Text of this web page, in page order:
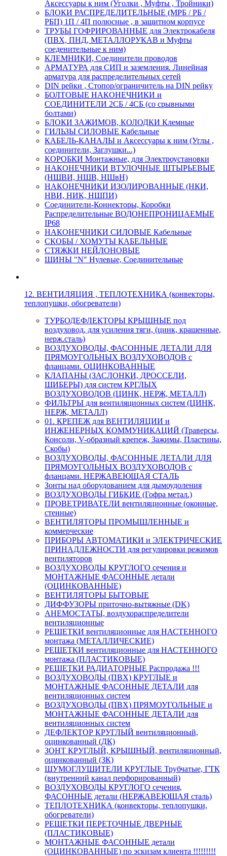
Аксессуары к ним (Уголки , Муфты , Тройники)
БЛОКИ РАСПРЕДЕЛИТЕЛЬНЫЕ (МРБ / РБ /
РБП) 1П / 4П полюсные , в защитном корпусе
ТРУБЫ ГОФРИРОВАННЫЕ для Электрокабеля
(ПВХ, ПНД, МЕТАЛЛОРУКАВ и Муфты
соеденительные к ним)
КЛЕМНИКИ, Соединители проводов
АРМАТУРА для СИП и заземления. Линейная
арматура для распределительных сетей
DIN рейки , Стопор/ограничитель на DIN рейку
БОЛТОВЫЕ НАКОНЕЧНИКИ и
СОЕДИНИТЕЛИ 2СБ / 4СБ (со срывными
болтами)
БЛОКИ ЗАЖИМОВ, КОЛОДКИ Клемные
ГИЛЬЗЫ СИЛОВЫЕ Кабельные
КАБЕЛЬ-КАНАЛЫ и Аксессуары к ним (Углы ,
соединители, Заглушки...)
КОРОБКИ Монтажные, для Электроустановки
НАКОНЕЧНИКИ ВТУЛОЧНЫЕ ШТЫРЬЕВЫЕ
(НШВИ, НШВ, НШвН)
НАКОНЕЧНИКИ ИЗОЛИРОВАННЫЕ (НКИ,
НВИ, НИК, НШПИ)
Соединители-Коннекторы, Коробки
Распределительные ВОДОНЕПРОНИЦАЕМЫЕ
IP68
НАКОНЕЧНИКИ СИЛОВЫЕ Кабельные
СКОБЫ / ХОМУТЫ КАБЕЛЬНЫЕ
СТЯЖКИ НЕЙЛОНОВЫЕ
ШИНЫ "N" Нулевые, Соединительные
12. ВЕНТИЛЯЦИЯ , ТЕПЛОТЕХНИКА (конвекторы,
теплопушки, обогреватели)
ТУРБОДЕФЛЕКТОРЫ КРЫШНЫЕ под
воздуховод, для усиления тяги, (цинк, крашенные,
нерж.сталь)
ВОЗДУХОВОДЫ, ФАСОННЫЕ ДЕТАЛИ ДЛЯ
ПРЯМОУГОЛЬНЫХ ВОЗДУХОВОДОВ с
фланцами. ОЦИНКОВАННЫЕ
КЛАПАНЫ (ЗАСЛОНКИ, ДРОССЕЛИ,
ШИБЕРЫ) для систем КРГЛЫХ
ВОЗДУХОВОДОВ (ЦИНК, НЕРЖ, МЕТАЛЛ)
ФИЛЬТРЫ для вентиляционных систем (ЦИНК,
НЕРЖ, МЕТАЛЛ)
01. КРЕПЕЖ для ВЕНТИЛЯЦИИ и
ИНЖЕНЕРНЫХ КОММУНИКАЦИЙ (Траверсы,
Консоли, V-образный крепеж, Зажимы, Пластины,
Скобы)
ВОЗДУХОВОДЫ, ФАСОННЫЕ ДЕТАЛИ ДЛЯ
ПРЯМОУГОЛЬНЫХ ВОЗДУХОВОДОВ с
фланцами. НЕРЖАВЕЮЩАЯ СТАЛЬ
Зонты над оборудованием для дымоудоления
ВОЗДУХОВОДЫ ГИБКИЕ (Гофра метал.)
ПРОВЕТРИВАТЕЛИ вентиляционные (оконные,
стенные)
ВЕНТИЛЯТОРЫ ПРОМЫШЛЕННЫЕ и
коммерческие
ПРИБОРЫ АВТОМАТИКИ и ЭЛЕКТРИЧЕСКИЕ
ПРИНАДЛЕЖНОСТИ для регулировки режимов
вентиляторов
ВОЗДУХОВОДЫ КРУГЛОГО сечения и
МОНТАЖНЫЕ ФАСОННЫЕ детали
(ОЦИНКОВАННЫЕ)
ВЕНТИЛЯТОРЫ БЫТОВЫЕ
ДИФФУЗОРЫ приточно-вытяжные (DK)
АНЕМОСТАТЫ, воздухораспределители
вентиляционные
РЕШЕТКИ вентиляционные для НАСТЕННОГО
монтажа (МЕТАЛЛИЧЕСКИЕ)
РЕШЕТКИ вентиляционные для НАСТЕННОГО
монтажа (ПЛАСТИКОВЫЕ)
РЕШЕТКИ РАДИАТОРНЫЕ Распродажа !!!
ВОЗДУХОВОДЫ (ПВХ) КРУГЛЫЕ и
МОНТАЖНЫЕ ФАСОННЫЕ ДЕТАЛИ для
вентиляционных систем
ВОЗДУХОВОДЫ (ПВХ) ПРЯМОУГОЛЬНЫЕ и
МОНТАЖНЫЕ ФАСОННЫЕ ДЕТАЛИ для
вентиляционных систем
ДЕФЛЕКТОР КРУГЛЫЙ вентиляционный,
оцинкованный (ДК)
ЗОНТ КРУГЛЫЙ, КРЫШНЫЙ, вентиляционный,
оцинкованный (ЗК)
ШУМОГЛУШИТЕЛИ КРУГЛЫЕ Трубчатые, ГТК
(внутренний канал перфорированный)
ВОЗДУХОВОДЫ КРУГЛОГО сечения,
ФАСОННЫЕ детали (НЕРЖАВЕЮЩАЯ сталь)
ТЕПЛОТЕХНИКА (конвекторы, теплопушки,
обогреватели)
РЕШЕТКИ ПЕРЕТОЧНЫЕ ДВЕРНЫЕ
(ПЛАСТИКОВЫЕ)
МОНТАЖНЫЕ ФАСОННЫЕ детали
(ОЦИНКОВАННЫЕ) по эскизам клиента !!!!!!!!!